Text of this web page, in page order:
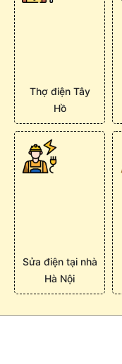
Thợ điện Tây
Hồ
Sửa điện tại nhà
Hà Nội